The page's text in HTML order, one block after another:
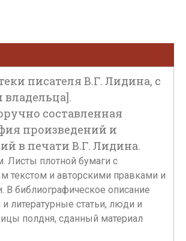
писателя В.Г. Лидина, с
составленная
произведений и
в печати В.Г. Лидина.
Листы плотной бумаги с
текстом и авторскими правками и
В библиографическое описание
литературные статьи, люди и
полдня, сданный материал